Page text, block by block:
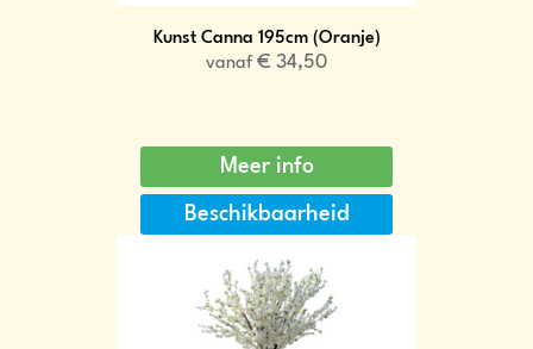
Kunst Canna 195cm (Oranje)
vanaf € 34,50
Meer info
Beschikbaarheid